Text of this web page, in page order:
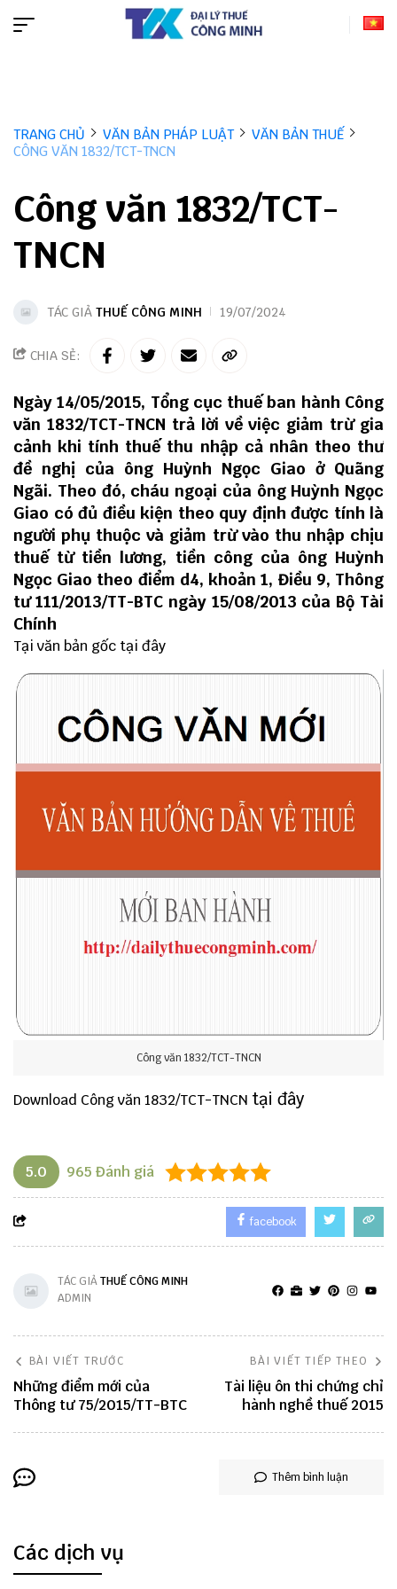
TRANG CHỦ VĂN BẢN PHÁP LUẬT
VĂN BẢN THUẾ
CÔNG VĂN 1832/TCT-TNCN
Công văn 1832/TCT-
TNCN
TÁC GIẢ THUẾ CÔNG MINH 19/07/2024
CHIA SẺ:
Ngày 14/05/2015, Tổng cục thuế ban hành Công
văn 1832/TCT-TNCN trả lời về việc giảm trừ gia
cảnh khi tính thuế thu nhập cả nhân theo thư
đề nghị của ông Huỳnh Ngọc Giao ở Quãng
Ngãi. Theo đó, cháu ngoại của ông Huỳnh Ngọc
Giao có đủ điều kiện theo quy định được tính là
người phụ thuộc và giảm trừ vào thu nhập chịu
thuế từ tiền lương, tiền công của ông Huỳnh
Ngọc Giao theo điểm d4, khoản 1, Điều 9, Thông
tư 111/2013/TT-BTC ngày 15/08/2013 của Bộ Tài
Chính
Tại văn bản gốc tại đây
Công văn 1832/TCT-TNCN
Download Công văn 1832/TCT-TNCN tại đây
5.0 965 Đánh giá
facebook
TÁC GIẢTHUẾ CÔNG MINH
ADMIN
BÀI VIẾT TRƯỚC
Những điểm mới của
Thông tư 75/2015/TT-BTC
BÀI VIẾT TIẾP THEO
Tài liệu ôn thi chứng chỉ
hành nghề thuế 2015
Thêm bình luận
Các dịch vụ